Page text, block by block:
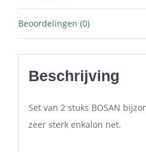
Beoordelingen (0)
Beschrijving
Set van 2 stuks BOSAN
zeer sterk enkalon net.